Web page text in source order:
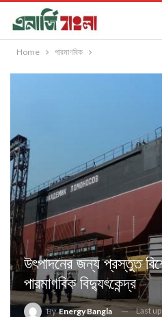
Home পারমাণবিক
উৎপাদনের জন্য প্রস্তুত
পারমাণবিক বিদ্যুৎকেন্দ্র
ByEnergy Bangla Last